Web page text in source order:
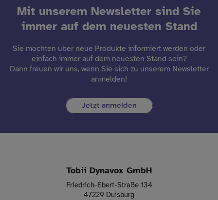
Mit unserem Newsletter sind Sie
immer auf dem neuesten Stand
Sie möchten über neue Produkte informiert werden oder
einfach immer auf dem neuesten Stand sein?
Dann freuen wir uns, wenn Sie sich zu unserem Newsletter
anmelden!
Jetzt anmelden
Tobii Dynavox GmbH
Friedrich-Ebert-Straße 134
47229 Duisburg